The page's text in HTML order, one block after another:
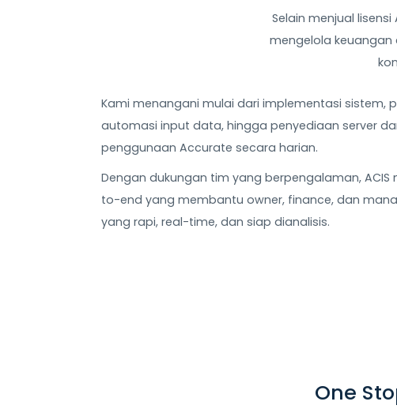
Selain menjual
mengelola keuangan
Kami menangani mulai dari implementasi sistem,
automasi input data, hingga penyediaan server
penggunaan Accurate secara harian.
Dengan dukungan tim yang berpengalaman,
to-end yang membantu owner, finance, dan
yang rapi, real-time, dan siap dianalisis.
One